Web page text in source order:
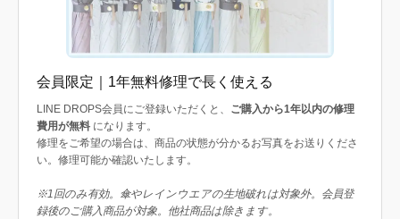
会員限定｜1年無料修理で長く使える
LINE DROPS会員にご登録いただくと、 ご購入から1年以内の修理
費用が無料 になります。
修理をご希望の場合は、商品の状態が分かるお写真をお送りくださ
い。修理可能か確認いたします。
※1回のみ有効。傘やレインウエアの生地破れは対象外。会員登
録後のご購入商品が対象。他社商品は除きます。